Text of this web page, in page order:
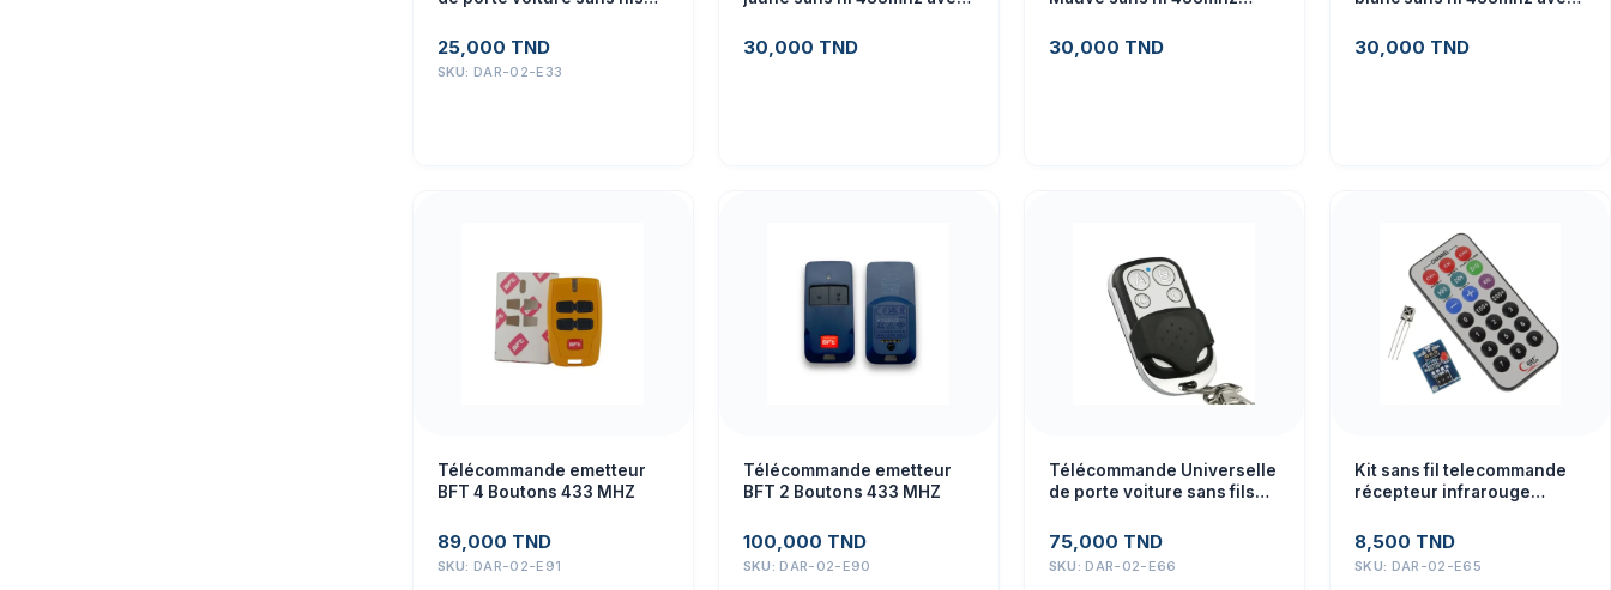
25,000 TND
SKU: DAR-02-E33
30,000 TND 30,000 TND 30,000 TND
Télécommande emetteur
BFT 4 Boutons 433 MHZ
89,000 TND
SKU: DAR-02-E91
Télécommande emetteur
BFT 2 Boutons 433 MHZ
100,000 TND
SKU: DAR-02-E90
Télécommande Universelle
de porte voiture sans fils
avec copie
75,000 TND
SKU: DAR-02-E66
Kit sans fil telecommande
récepteur infrarouge
8,500 TND
SKU: DAR-02-E65